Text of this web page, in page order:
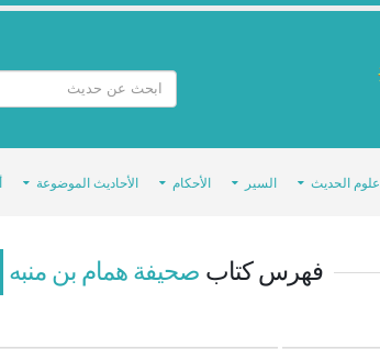
علوم الحديث السير الأحكام الأحاديث الموضوعة
فهرس كتاب صحيفة همام بن منبه